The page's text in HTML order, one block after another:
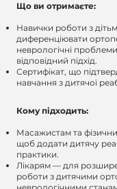
Що ви отримаєте:
Навички роботи з
диференціювати
неврологічні
відповідний підхід.
Сертифікат, що
навчання з дитячої
Кому підходить:
Масажистам та
щоб додати дитячу
практики.
Лікарям — для
роботи з дитячими